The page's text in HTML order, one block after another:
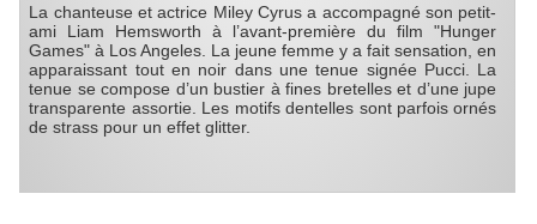
La chanteuse et actrice Miley Cyrus a accompagné son petit-
ami Liam Hemsworth à l’avant-première du film "Hunger
Games" à Los Angeles. La jeune femme y a fait sensation, en
apparaissant tout en noir dans une tenue signée Pucci. La
tenue se compose d’un bustier à fines bretelles et d’une jupe
transparente assortie. Les motifs dentelles sont parfois ornés
de strass pour un effet glitter.